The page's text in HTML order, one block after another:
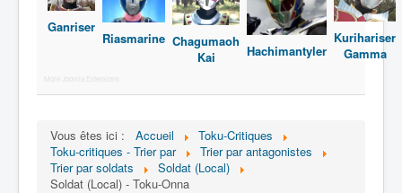
Allié
[]
Tous
Ganriser
Riasmarine Chagumaoh
Kai
Hachimantyler
Kurihariser
Gamma
More Joomla Extensions
Vous êtes ici : Accueil
Toku-Critiques
Toku-critiques - Trier par
Trier par antagonistes
Trier par soldats
Soldat (Local)
Soldat (Local) - Toku-Onna